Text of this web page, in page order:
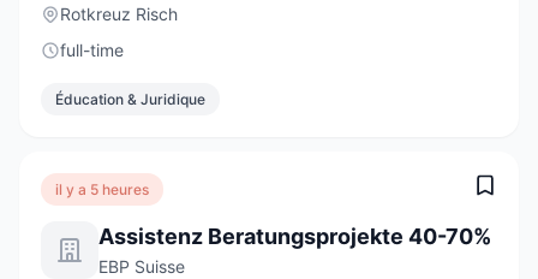
Rotkreuz Risch
full-time
Éducation & Juridique
il y a 5 heures
Assistenz Beratungsprojekte 40-70%
EBP Suisse